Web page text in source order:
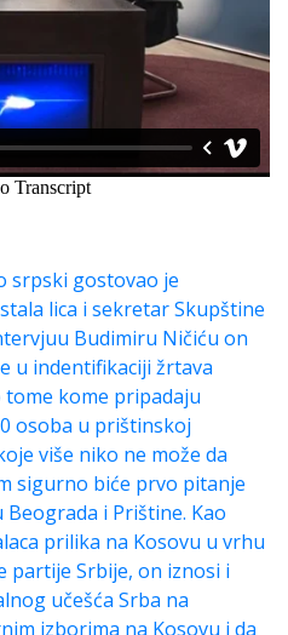
srpski gostovao je
lica i sekretar Skupštine
Budimiru Ničiću on
u indentifikaciji žrtava
kome pripadaju
osoba u prištinskoj
više niko ne može da
sigurno biće prvo pitanje
i Prištine. Kao
prilika na Kosovu u vrhu
partije Srbije, on iznosi i
učešća Srba na
izborima na Kosovu i da